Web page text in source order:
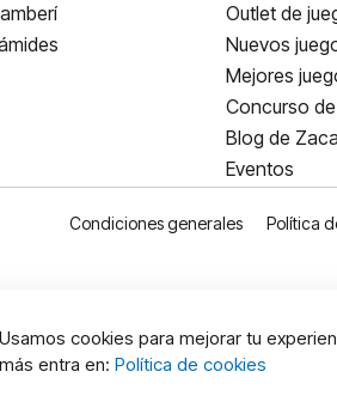
Outlet de
Nuevos
Mejores
Concurso
Blog de
Eventos
Condiciones generales Política
Usamos cookies para mejorar tu
más entra en: Política de cookies